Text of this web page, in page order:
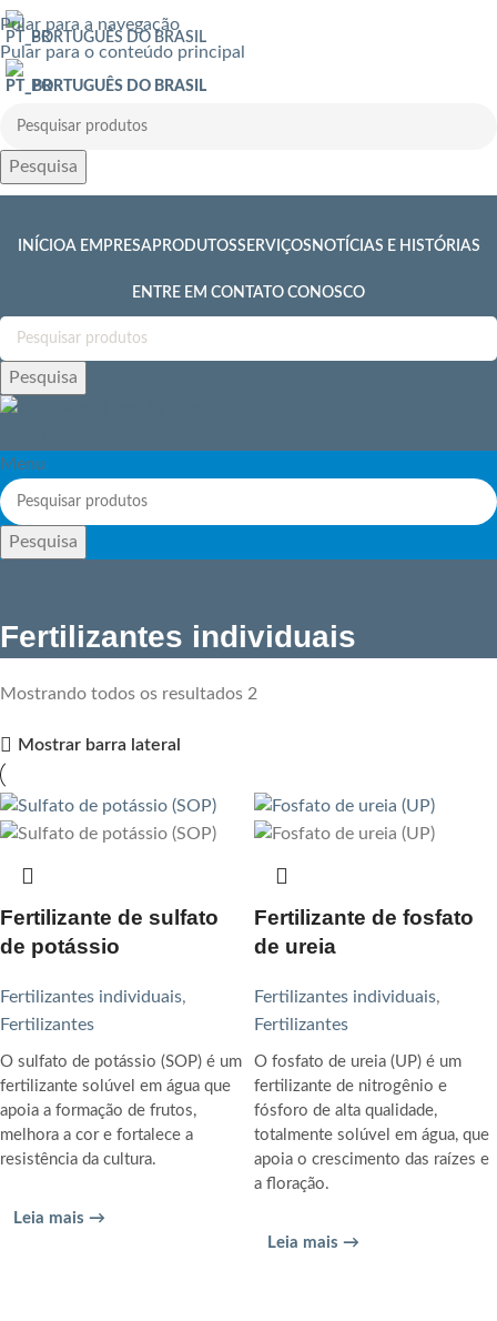
Pular para a navegação
Pular para o conteúdo principal
PORTUGUÊS DO BRASIL
PORTUGUÊS DO BRASIL
Pesquisa
INÍCIOA EMPRESA PRODUTOSSERVIÇOS NOTÍCIAS E HISTÓRIAS
ENTRE EM CONTATO CONOSCO
Pesquisa
Menu
Pesquisa
Fertilizantes individuais
Mostrando todos os resultados 2
Mostrar barra lateral
Fertilizante de sulfato
de potássio
Fertilizantes individuais,
Fertilizantes
O sulfato de potássio (SOP) é um
fertilizante solúvel em água que
apoia a formação de frutos,
melhora a cor e fortalece a
resistência da cultura.
Leia mais →
Fertilizante de fosfato
de ureia
Fertilizantes individuais,
Fertilizantes
O fosfato de ureia (UP) é um
fertilizante de nitrogênio e
fósforo de alta qualidade,
totalmente solúvel em água, que
apoia o crescimento das raízes e
a floração.
Leia mais →